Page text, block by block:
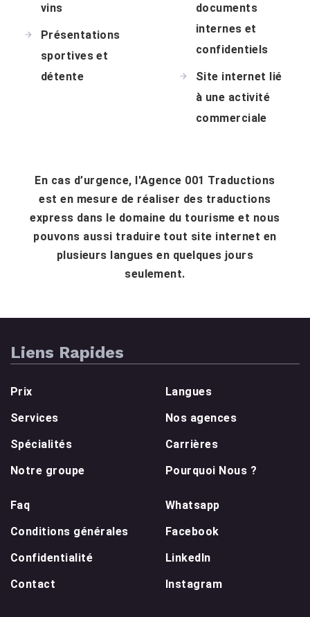
vins
Présentations
sportives et
détente
documents
internes et
confidentiels
Site internet lié
à une activité
commerciale
En cas d’urgence, l'Agence 001 Traductions
est en mesure de réaliser des traductions
express dans le domaine du tourisme et nous
pouvons aussi traduire tout site internet en
plusieurs langues en quelques jours
seulement.
Liens Rapides
Prix
Services
Spécialités
Notre groupe
Langues
Nos agences
Carrières
Pourquoi Nous ?
Faq
Conditions générales
Confidentialité
Contact
Whatsapp
Facebook
LinkedIn
Instagram